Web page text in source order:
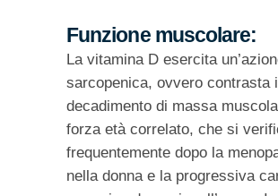
Funzione muscolare:
La vitamina D esercita
sarcopenica, ovvero contrasta
decadimento di massa
forza età correlato, che si
frequentemente dopo la
nella donna e la progressiva